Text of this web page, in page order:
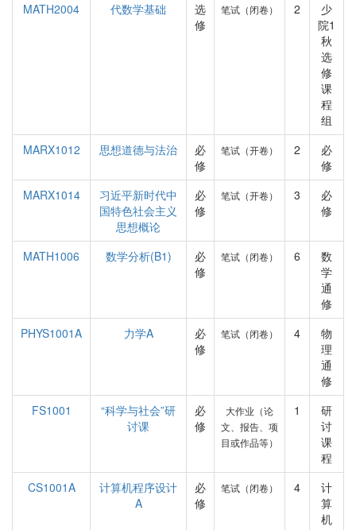
MATH2004
代数学基础
选
修
笔试（闭卷） 2
少
院1
秋
选
修
课
程
组
MARX1012
思想道德与法治
必
修
笔试（开卷） 2
必
修
MARX1014
习近平新时代中
国特色社会主义
思想概论
必
修
笔试（开卷） 3
必
修
MATH1006 数学分析(B1)
必
修
笔试（闭卷） 6
数
学
通
修
PHYS1001A
力学A
必
修
笔试（闭卷） 4
物
理
通
修
FS1001
“科学与社会”研
讨课
必
修
大作业（论
文、报告、项
目或作品等）
1
研
讨
课
程
CS1001A
计算机程序设计
A
必
修
笔试（闭卷） 4
计
算
机